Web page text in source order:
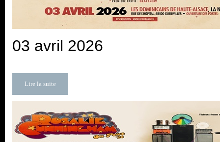
03 avril 2026
Lire la suite